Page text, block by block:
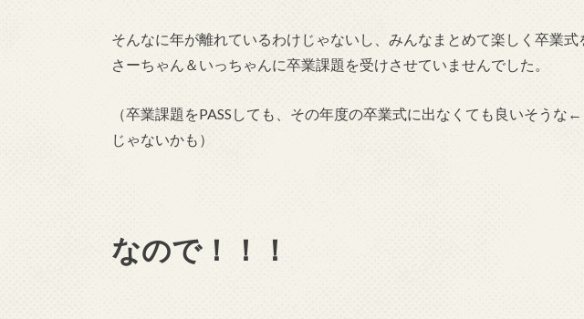
そんなに年が離れているわけじゃないし、みんなまとめて楽しく卒業
さーちゃん＆いっちゃんに卒業課題を受けさせていませんでした。
（卒業課題をPASSしても、その年度の卒業式に出なくても良いそうな
じゃないかも）
なので！！！